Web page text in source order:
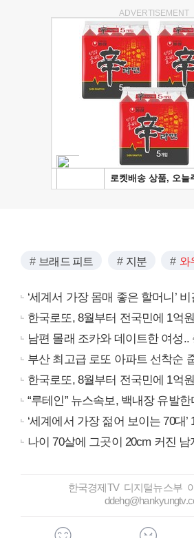
ADVERTISEMENT
브래드 피트 지분 와
‘세계서 가장 몸매 좋은 할머니’
한국로또, 8월부터 전국민에 1억
남편 몰래 조카와 데이트한 여성..
부산 최고급 로또 아파트 선착순
한국로또, 8월부터 전국민에 1억
“루테인” 뉴스속보, 백내장 유발
‘세계에서 가장 젊어 보이는 70대
나이 70살에 그곳이 20cm 커진 남
한국경제TV 디지털뉴스부